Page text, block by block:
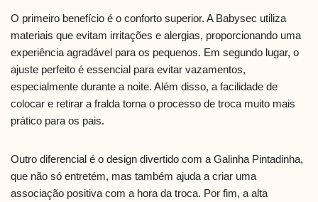
O primeiro benefício é o conforto superior. A Babysec utiliza
materiais que evitam irritações e alergias, proporcionando uma
experiência agradável para os pequenos. Em segundo lugar, o
ajuste perfeito é essencial para evitar vazamentos,
especialmente durante a noite. Além disso, a facilidade de
colocar e retirar a fralda torna o processo de troca muito mais
prático para os pais.
Outro diferencial é o design divertido com a Galinha Pintadinha,
que não só entretém, mas também ajuda a criar uma
associação positiva com a hora da troca. Por fim, a alta